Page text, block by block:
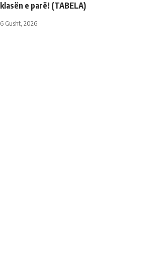
klasën e parë! (TABELA)
6 Gusht, 2026